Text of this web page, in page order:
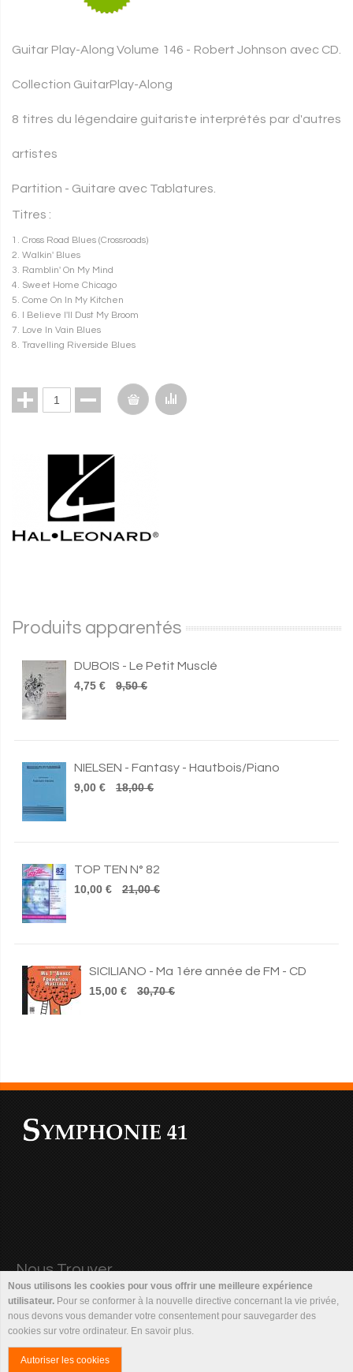
Nous utilisons les cookies pour vous offrir une meilleure expérience
utilisateur. Pour se conformer à la nouvelle directive concernant la vie privée,
nous devons vous demander votre consentement pour sauvegarder des
cookies sur votre ordinateur. En savoir plus.
Autoriser les cookies
Guitar Play-Along Volume 146 - Robert Johnson avecCD.
Collection GuitarPlay-Along
8 titres du légendaire guitariste interprétés par d'autres
artistes
Partition - Guitare avec Tablatures.
Titres :
1. Cross Road Blues (Crossroads)
2. Walkin' Blues
3. Ramblin' On My Mind
4. Sweet Home Chicago
5. Come On In My Kitchen
6. I Believe I'll Dust My Broom
7. Love In Vain Blues
8. Travelling Riverside Blues
Produits apparentés
DUBOIS - Le Petit Musclé
4,75 €
9,50 €
NIELSEN - Fantasy - Hautbois/Piano
9,00 €
18,00 €
TOP TEN N° 82
10,00 €
21,00 €
SICILIANO - Ma 1ére année de FM - CD
15,00 €
30,70 €
Nous Trouver
Adresse:225 rue Méliès - ZA Vineuil
Code Postal:41350 Saint Gervais La Forêt
Email:symphonie41@orange.fr